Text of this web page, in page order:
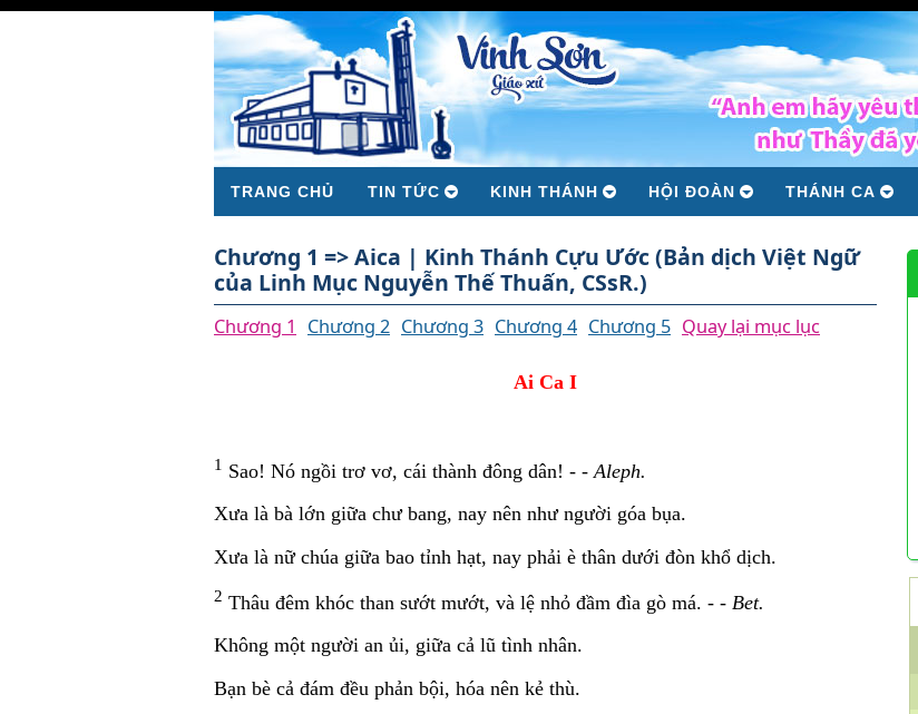
TRANG CHỦ TIN TỨC KINH THÁNH HỘI ĐOÀN THÁNH CA
Chương 1 => Aica | Kinh Thánh Cựu Ước (Bản dịch Việt Ngữ
của Linh Mục Nguyễn Thế Thuấn, CSsR.)
Chương 1 Chương 2 Chương 3 Chương 4 Chương 5 Quay lại mục lục
Ai Ca I
1 Sao! Nó ngồi trơ vơ, cái thành đông dân! - - Aleph.
Xưa là bà lớn giữa chư bang, nay nên như người góa bụa.
Xưa là nữ chúa giữa bao tỉnh hạt, nay phải è thân dưới đòn khổ dịch.
2 Thâu đêm khóc than sướt mướt, và lệ nhỏ đầm đìa gò má. - - Bet.
Không một người an ủi, giữa cả lũ tình nhân.
Bạn bè cả đám đều phản bội, hóa nên kẻ thù.